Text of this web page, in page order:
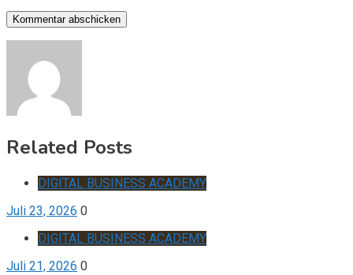
Related Posts
DIGITAL BUSINESS ACADEMY
Juli 23, 2026 0
DIGITAL BUSINESS ACADEMY
Juli 21, 2026 0